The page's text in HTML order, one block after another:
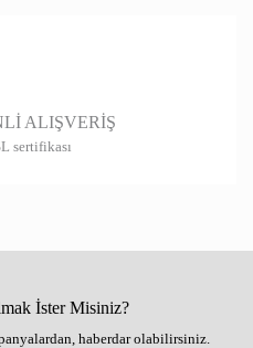
ALIŞVERİŞ
sertifikası
İster Misiniz?
haberdar olabilirsiniz.